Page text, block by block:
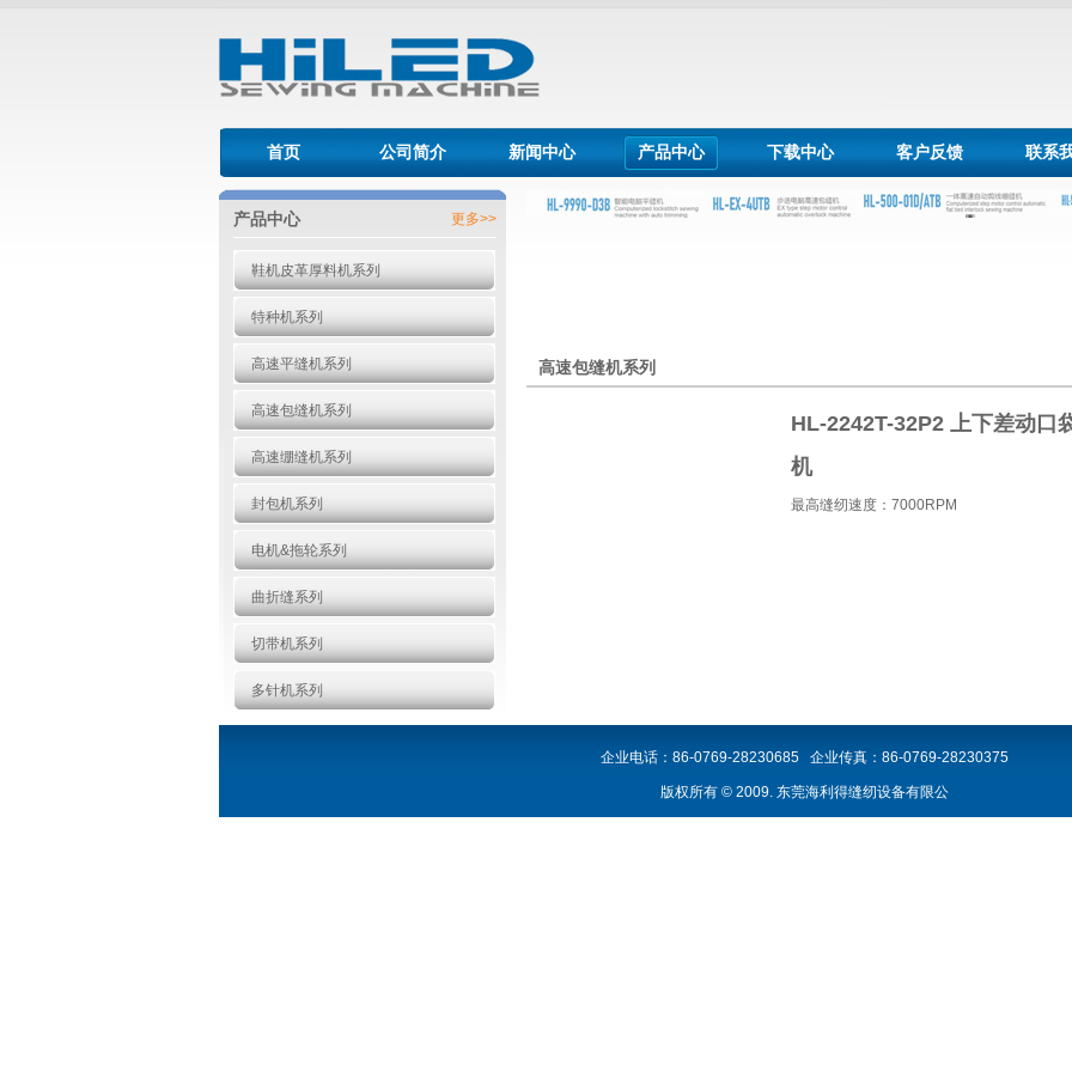
首页 公司简介 新闻中心 产品中心 下载中心 客户反馈 联系
更多>>
产品中心
鞋机皮革厚料机系列
特种机系列
高速平缝机系列
高速包缝机系列
高速绷缝机系列
封包机系列
电机&拖轮系列
曲折缝系列
切带机系列
多针机系列
高速包缝机系列
HL-2242T-32P2 上下差动口
机
最高缝纫速度：7000RPM
企业电话：86-0769-28230685 企业传真：86-0769-28230375
版权所有 © 2009. 东莞海利得缝纫设备有限公